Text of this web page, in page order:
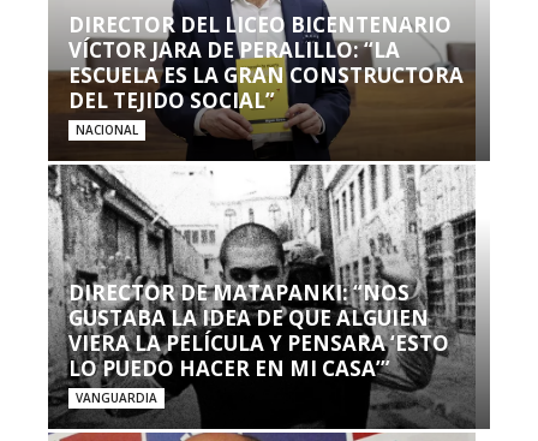
DIRECTOR DEL LICEO BICENTENARIO
VÍCTOR JARA DE PERALILLO: “LA
ESCUELA ES LA GRAN CONSTRUCTORA
DEL TEJIDO SOCIAL”
NACIONAL
DIRECTOR DE MATAPANKI: “NOS
GUSTABA LA IDEA DE QUE ALGUIEN
VIERA LA PELÍCULA Y PENSARA ‘ESTO
LO PUEDO HACER EN MI CASA’”
VANGUARDIA